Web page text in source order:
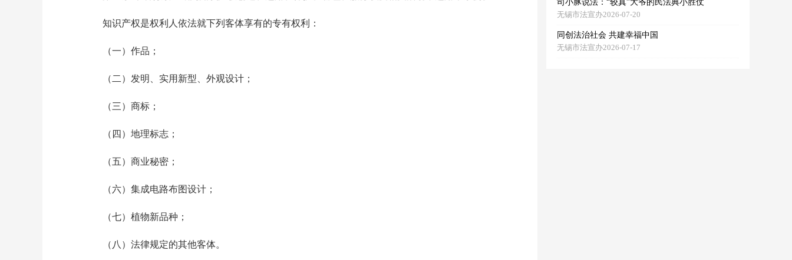
知识产权是权利人依法就下列客体享有的专有权利：
（一）作品；
（二）发明、实用新型、外观设计；
（三）商标；
（四）地理标志；
（五）商业秘密；
（六）集成电路布图设计；
（七）植物新品种；
（八）法律规定的其他客体。
司小豚说法：“较真”大爷的民法典小胜仗
无锡市法宣办2026-07-20
同创法治社会 共建幸福中国
无锡市法宣办2026-07-17